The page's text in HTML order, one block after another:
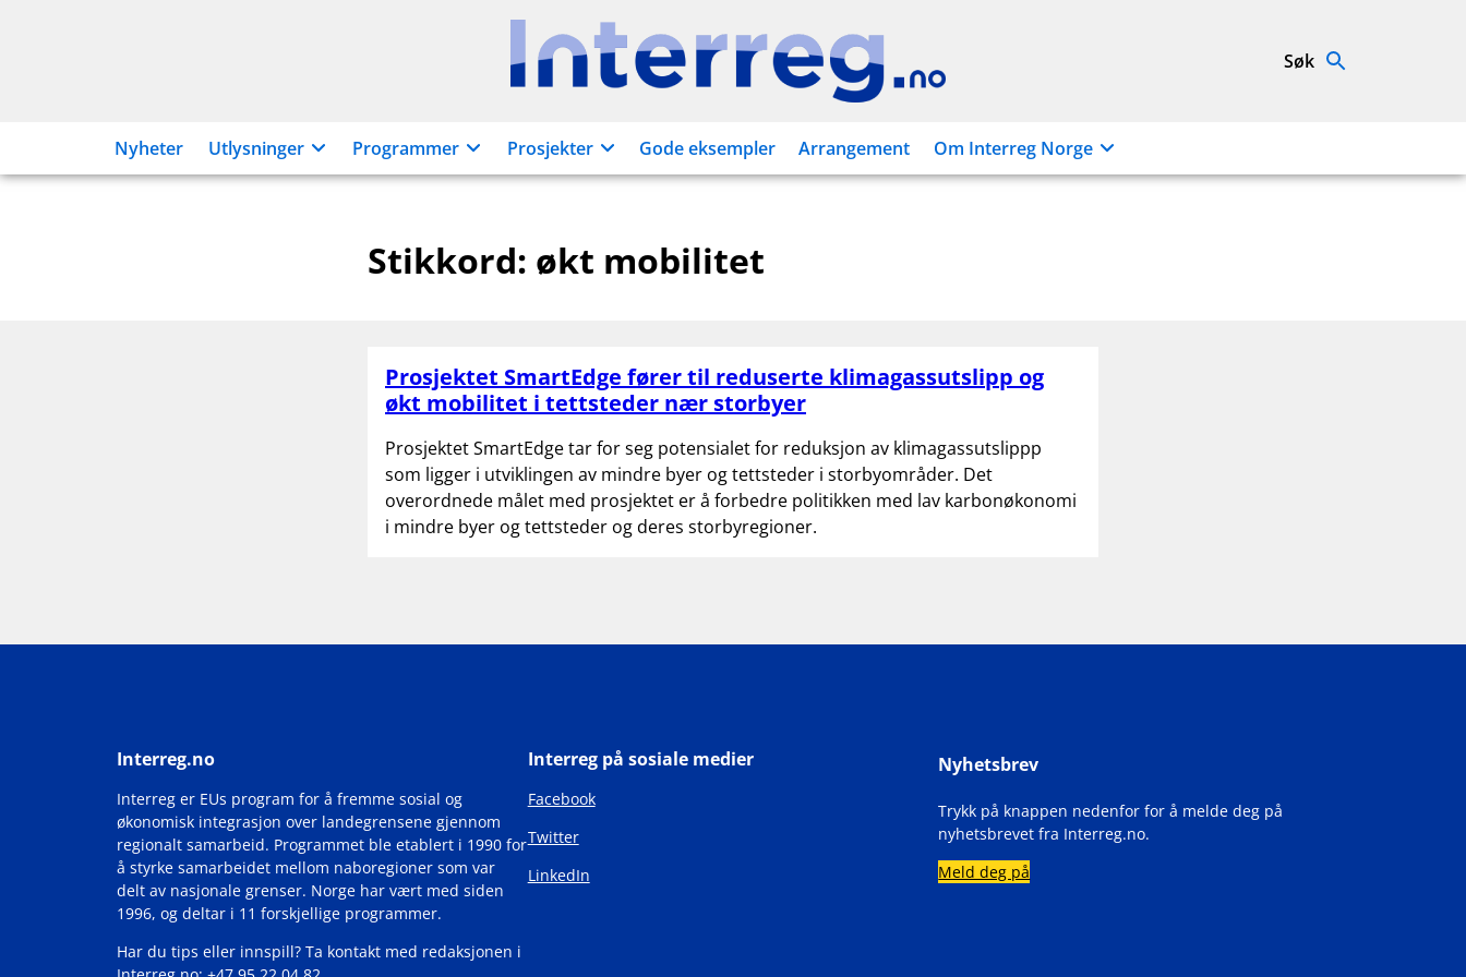
Interreg.no Søk
Nyheter Utlysninger Programmer Prosjekter Gode eksempler Arrangement Om Interreg Norge
Stikkord: økt mobilitet
Prosjektet SmartEdge fører til reduserte klimagassutslipp og
økt mobilitet i tettsteder nær storbyer
Prosjektet SmartEdge tar for seg potensialet for reduksjon av klimagassutslippp
som ligger i utviklingen av mindre byer og tettsteder i storbyområder. Det
overordnede målet med prosjektet er å forbedre politikken med lav karbonøkonomi
i mindre byer og tettsteder og deres storbyregioner.
Interreg.no
Interreg er EUs program for å fremme sosial og
økonomisk integrasjon over landegrensene gjennom
regionalt samarbeid. Programmet ble etablert i 1990 for
å styrke samarbeidet mellom naboregioner som var
delt av nasjonale grenser. Norge har vært med siden
1996, og deltar i 11 forskjellige programmer.
Har du tips eller innspill? Ta kontakt med redaksjonen i
Interreg på sosiale medier
Facebook
Twitter
LinkedIn
Nyhetsbrev
Trykk på knappen nedenfor for å melde deg på
nyhetsbrevet fra Interreg.no.
Meld deg på